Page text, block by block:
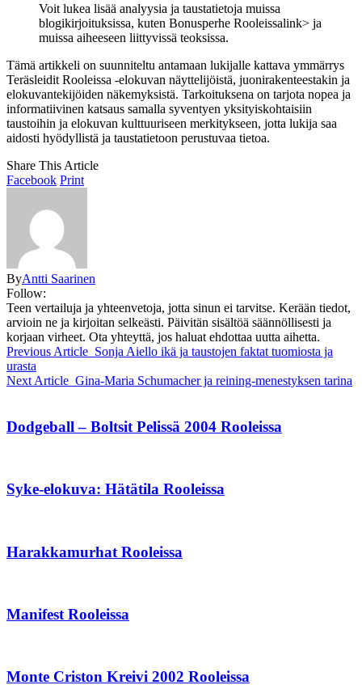
Voit lukea lisää analyysia ja taustatietoja muissa
blogikirjoituksissa, kuten Bonusperhe Rooleissalink> ja
muissa aiheeseen liittyvissä teoksissa.
Tämä artikkeli on suunniteltu antamaan lukijalle kattava ymmärrys
Teräsleidit Rooleissa -elokuvan näyttelijöistä, juonirakenteestakin ja
elokuvantekijöiden näkemyksistä. Tarkoituksena on tarjota nopea ja
informatiivinen katsaus samalla syventyen yksityiskohtaisiin
taustoihin ja elokuvan kulttuuriseen merkitykseen, jotta lukija saa
aidosti hyödyllistä ja taustatietoon perustuvaa tietoa.
Share This Article
Facebook Print
ByAntti Saarinen
Follow:
Teen vertailuja ja yhteenvetoja, jotta sinun ei tarvitse. Kerään tiedot,
arvioin ne ja kirjoitan selkeästi. Päivitän sisältöä säännöllisesti ja
korjaan virheet. Ota yhteyttä, jos haluat ehdottaa uutta aihetta.
Previous Article Sonja Aiello ikä ja taustojen faktat tuomiosta ja
urasta
Next Article Gina-Maria Schumacher ja reining-menestyksen tarina
Dodgeball – Boltsit Pelissä 2004 Rooleissa
Syke-elokuva: Hätätila Rooleissa
Harakkamurhat Rooleissa
Manifest Rooleissa
Monte Criston Kreivi 2002 Rooleissa